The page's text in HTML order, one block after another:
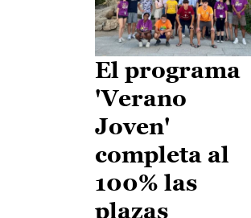
El programa
'Verano
Joven'
completa al
100% las
plazas